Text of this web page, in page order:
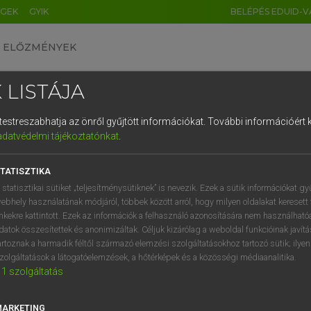
GYIK BELÉPÉS EDUID-
ELŐZMÉNYEK
uniós terminológiai szótár
VAN ELŐFIZETÉSED?
előfizetésem a teljes szócikk
NINCS ELŐFIZETÉSED?
LISTÁJA
az önről gyűjtött információkat. További információért
tájékoztatónkat.
statisztikai sütiket „teljesítménysütiknek” is nevezik. Ezek a sütik információkat
használatának módjáról, többek között arról, hogy milyen oldalakat keresett
kattintott. Ezek az információk a felhasználó azonosítására nem
összesítettek és anonimizáltak. Céljuk kizárólag a weboldal funkcióinak
a harmadik féltől származó elemzési szolgáltatásokhoz tartozó sütik;
a látogatóelemzések, a hőtérképek és a közösségi médiaanalitika.
1 szolgáltatás
DE CN FR ES IT NL
1 2 3 4 5 6 7 8 9
q w e r t z u i
a s d f g h j k l é
í y x c v b n m , .